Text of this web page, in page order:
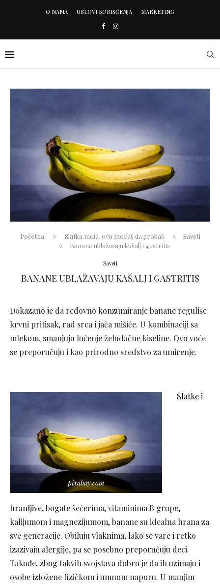
O NAMA USLOVI KORIŠĆENJA MARKETING
Početna Slatka moja, ovo moraš da probaš
Saveti
Banane ublažavaju kašalj i gastritis
Saveti
BANANE UBLAŽAVAJU KAŠALJ I GASTRITIS
Dokazano je da redovno konzumiranje banane reguliše
krvni pritisak, rad srca i jača mišiće. U kombinaciji sa
mlekom, smanjuju lučenje želudačne kiseline. Ovo voće
se preporučuju i kao prirodno sredstvo za umirenje.
pixabay.com
Slatke i
hranljive, bogate šećerima, vitaminima B grupe,
kalijumom i magnezijumom, banane su idealna hrana za
sve generacije. Obiluju vlaknima, lako se vare i retko
izazivaju alergije, pa se posebno preporučuju deci.
Takođe, zbog takvih svojstava dobro je da ih uzimaju i
osobe izložene fizičkom i umnom naporu. U manjim